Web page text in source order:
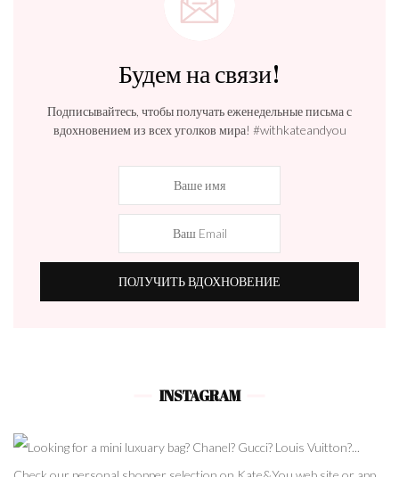
Будем на связи!
Подписывайтесь, чтобы получать еженедельные письма с
вдохновением из всех уголков мира! #withkateandyou
INSTAGRAM